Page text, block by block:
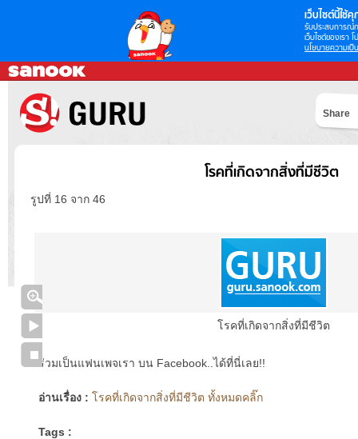
เว็บไซต์นี้ใช้คุ
รับประสบการณ์
เว็บไซต์ของเรา
นโยบายความเป็
Share
โรคที่เกิดจากสิ่งที่มีชีวิต
รูปที่ 16 จาก 46
โรคที่เกิดจากสิ่งที่มีชีวิต
ร่วมเป็นแฟนเพจเรา บน Facebook..ได้ที่นี่เลย!!
อ่านเรื่อง : โรคที่เกิดจากสิ่งที่มีชีวิต ทั้งหมดคลิ๊ก
Tags :